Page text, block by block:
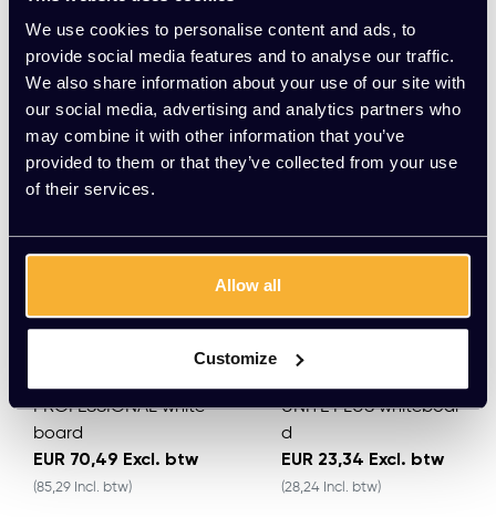
We use cookies to personalise content and ads, to
provide social media features and to analyse our traffic.
We also share information about your use of our site with
our social media, advertising and analytics partners who
may combine it with other information that you’ve
provided to them or that they’ve collected from your use
of their services.
Allow all
Customize
PROFESSIONAL white
board
EUR 70,49 Excl. btw
(85,29 Incl. btw)
UNITE PLUS whiteboar
d
EUR 23,34 Excl. btw
(28,24 Incl. btw)